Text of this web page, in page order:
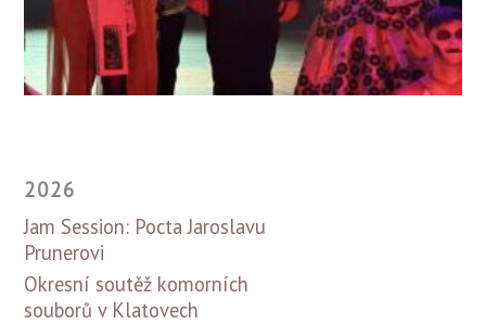
2026
Jam Session: Pocta Jaroslavu
Prunerovi
Okresní soutěž komorních
souborů v Klatovech